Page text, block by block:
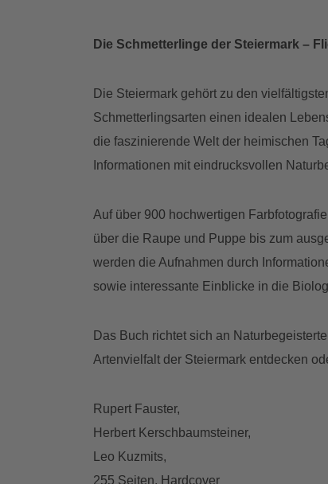
Die Schmetterlinge der Steiermark –
Die Steiermark gehört zu den
Schmetterlingsarten einen idealen
die faszinierende Welt der heimischen
Informationen mit eindrucksvollen
Auf über 900 hochwertigen
über die Raupe und Puppe bis zum
werden die Aufnahmen durch
sowie interessante Einblicke in die
Das Buch richtet sich an
Artenvielfalt der Steiermark entdecken
Rupert Fauster,
Herbert Kerschbaumsteiner,
Leo Kuzmits,
255 Seiten, Hardcover